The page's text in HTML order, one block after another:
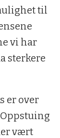
en
skal
og
også
i et
til
vi har
sterkere
er over
vært